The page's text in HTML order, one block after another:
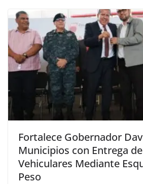
Fortalece Gobernador
Municipios con Entrega
Vehiculares Mediante
Peso